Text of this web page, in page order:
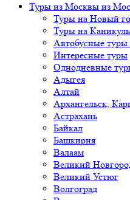
Туры из Москвы из
Туры на Новый
Туры на
Автобусные туры
Интересные туры
Однодневные
Адыгея
Алтай
Архангельск,
Астрахань
Байкал
Башкирия
Валаам
Великий
Великий Устюг
Волгоград